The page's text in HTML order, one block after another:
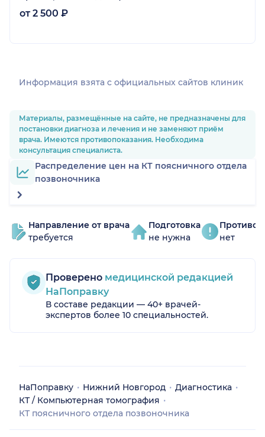
от 2 500 ₽
Информация взята c официальных сайтов клиник
Материалы, размещённые на сайте, не предназначены для
постановки диагноза и лечения и не заменяют приём
врача. Имеются противопоказания. Необходима
консультация специалиста.
Распределение цен на КТ поясничного отдела
позвоночника
Направление от врача
требуется
Подготовка
не нужна
нет
Проверено медицинской редакцией
НаПоправку
В составе редакции — 40+ врачей-
экспертов более 10 специальностей.
НаПоправку Нижний Новгород
Диагностика
КТ / Компьютерная томография
КТ поясничного отдела позвоночника